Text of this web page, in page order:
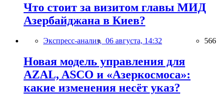
Что стоит за визитом главы МИД
Азербайджана в Киев?
Экспресс-анализ, 06 августа, 14:32 566
Новая модель управления для
AZAL, ASCO и «Азеркосмоса»:
какие изменения несёт указ?